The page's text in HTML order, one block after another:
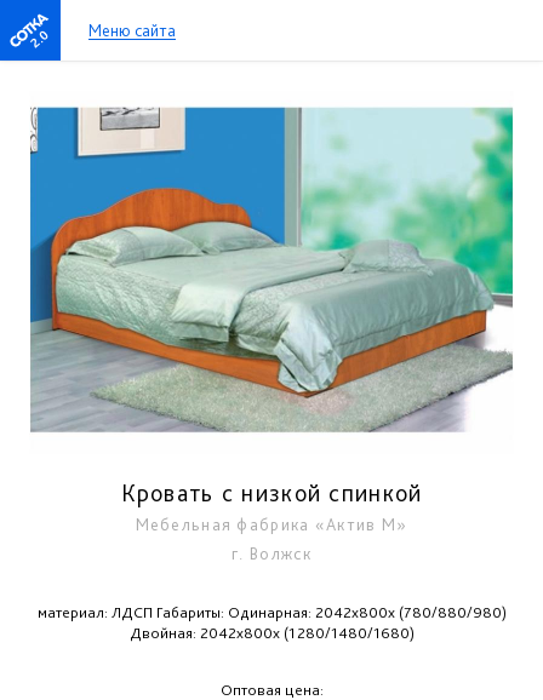
2.0 Меню сайта
Кровать с низкой спинкой
Мебельная фабрика «Актив М»
г. Волжск
материал: ЛДСП Габариты: Одинарная: 2042х800х (780/880/980)
Двойная: 2042х800х (1280/1480/1680)
Оптовая цена: